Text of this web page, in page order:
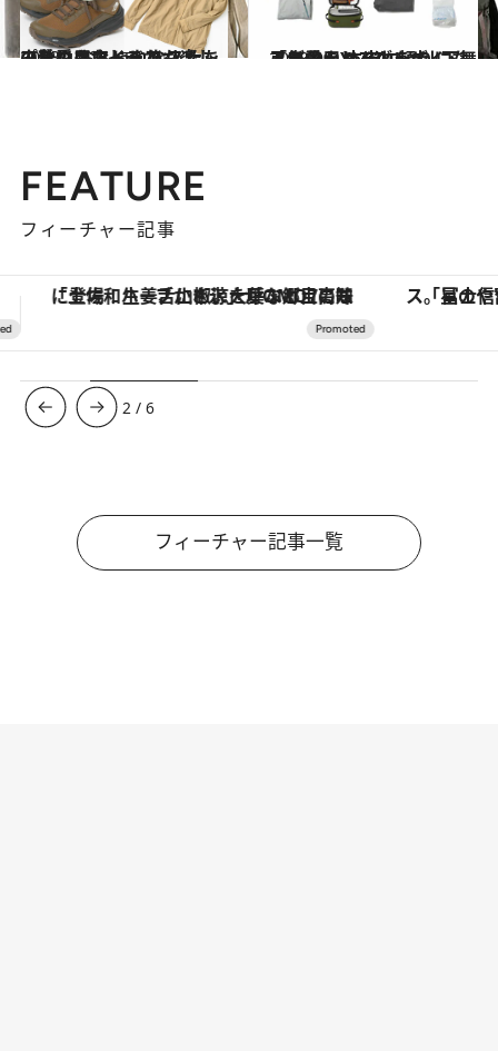
2023.10.25
山登りもおしゃれも楽しみたい おしゃれな人たちの秋のアウトドア スナップ＆愛用アイテム
コミック ＆ エッセイ 2023.9.8
「自分らしく山を歩く」 人気登山YouTuber山下舞弓が愛用 本当に頼りになるアウトドアグッズ
ファッション
FEATURE
フィーチャー記事
「星のや富士」でデジタルデトックス。冨士信仰の歴史を辿り、心身を調える。 【銀座で出合う最旬美容】美髪ケアや上質
3 /6
フィーチャー記事一覧